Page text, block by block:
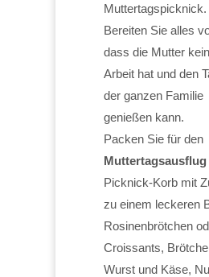
Muttertagspicknick.
Bereiten Sie alles
dass die Mutter
Arbeit hat und den
der ganzen Familie
genießen kann.
Packen Sie für den
Muttertagsausflug
Picknick-Korb mit
zu einem leckeren
Rosinenbrötchen
Croissants,
Wurst und Käse,